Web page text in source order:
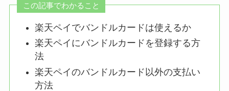
この記事でわかること
楽天ペイでバンドルカードは使えるか
楽天ペイにバンドルカードを登録する方
法
楽天ペイのバンドルカード以外の支払い
方法